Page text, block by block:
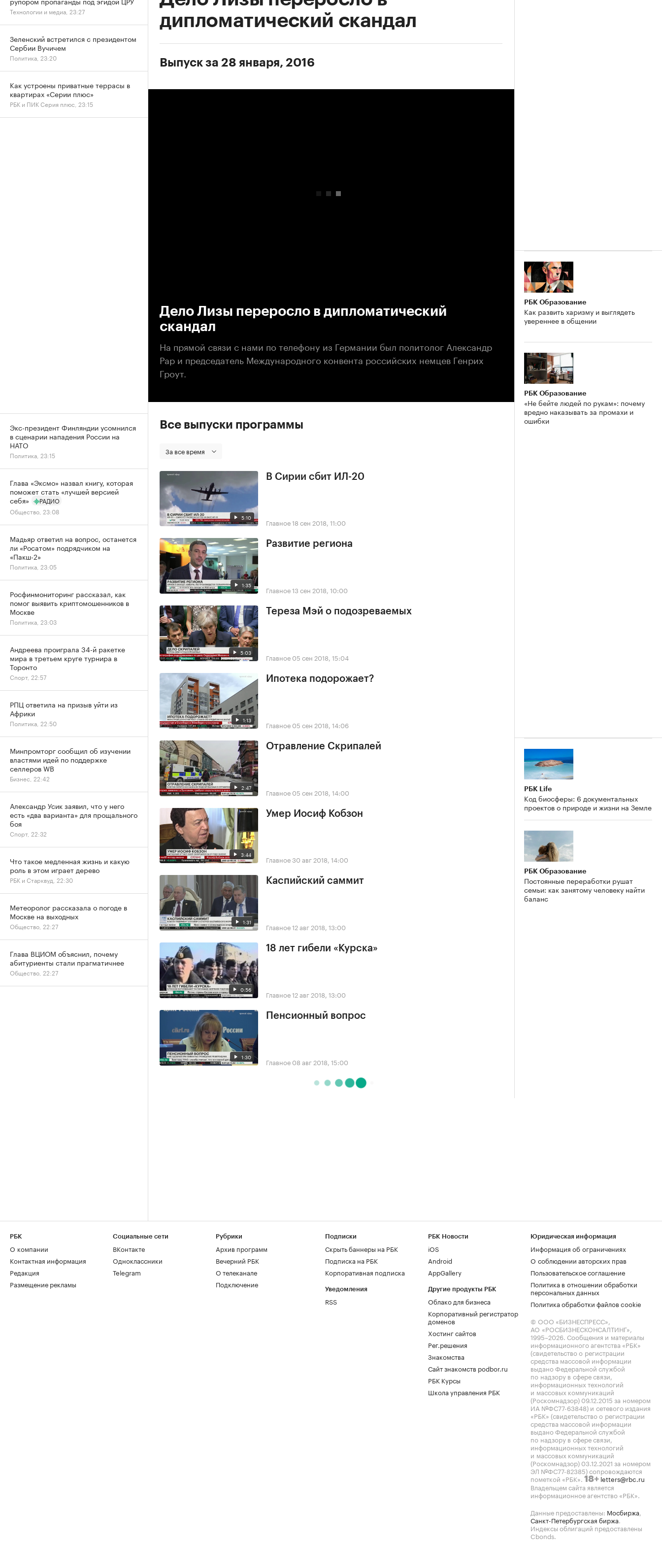
дипломатический скандал
Выпуск за 28 января, 2016
Дело Лизы переросло в дипломатический
скандал
На прямой связи с нами по телефону из Германии был политолог Александр
Рар и председатель Международного конвента российских немцев Генрих
Гроут.
Все выпуски программы
За все время
5:10
В Сирии сбит ИЛ-20
Главное18 сен 2018, 11:00
1:35
Развитие региона
Главное13 сен 2018, 10:00
5:03
Тереза Мэй о подозреваемых
Главное 05 сен 2018, 15:04
1:13
Ипотека подорожает?
Главное 05 сен 2018, 14:06
2:47
Отравление Скрипалей
Главное 05 сен 2018, 14:00
3:44
Умер Иосиф Кобзон
Главное30 авг 2018, 14:00
1:31
Каспийский саммит
Главное12 авг 2018, 13:00
0:56
18 лет гибели «Курска»
Главное12 авг 2018, 13:00
1:30
Пенсионный вопрос
Главное 08 авг 2018, 15:00
РБК Образование
Как развить харизму и выглядеть
увереннее в общении
РБК Образование
«Не бейте людей по рукам»: почему
вредно наказывать за промахи и
ошибки
РБК Life
Код биосферы: 6 документальных
проектов о природе и жизни на Земле
РБК Образование
Постоянные переработки рушат
семьи: как занятому человеку найти
баланс
Технологии и медиа, 23:27
Зеленский встретился с президентом
Сербии Вучичем
Политика, 23:20
Как устроены приватные террасы в
квартирах «Серии плюс»
РБК и ПИК Серия плюс, 23:15
Экс-президент Финляндии усомнился
в сценарии нападения России на
НАТО
Политика, 23:15
Глава «Эксмо» назвал книгу, которая
поможет стать «лучшей версией
себя»
РАДИО
Общество, 23:08
Мадьяр ответил на вопрос, останется
ли «Росатом» подрядчиком на
«Пакш-2»
Политика, 23:05
Росфинмониторинг рассказал, как
помог выявить криптомошенников в
Москве
Политика, 23:03
Андреева проиграла 34-й ракетке
мира в третьем круге турнира в
Торонто
Спорт, 22:57
РПЦ ответила на призыв уйти из
Африки
Политика, 22:50
Минпромторг сообщил об изучении
властями идей по поддержке
селлеров WB
Бизнес, 22:42
Александр Усик заявил, что у него
есть «два варианта» для прощального
боя
Спорт, 22:32
Что такое медленная жизнь и какую
роль в этом играет дерево
РБК и Старквуд, 22:30
Метеоролог рассказала о погоде в
Москве на выходных
Общество, 22:27
Глава ВЦИОМ объяснил, почему
абитуриенты стали прагматичнее
Общество, 22:27
РБК
О компании
Контактная информация
Редакция
Размещение рекламы
Социальные сети
ВКонтакте
Одноклассники
Telegram
Рубрики
Архив программ
Вечерний РБК
О телеканале
Подключение
Подписки
Скрыть баннеры на РБК
Подписка на РБК
Корпоративная подписка
Уведомления
RSS
РБК Новости
iOS
Android
AppGallery
Другие продукты РБК
Облако для бизнеса
Корпоративный регистратор
доменов
Хостинг сайтов
Рег.решения
Знакомства
Сайт знакомств podbor.ru
РБК Курсы
Школа управления РБК
Юридическая информация
Информация об ограничениях
О соблюдении авторских прав
Пользовательское соглашение
Политика в отношении обработки
персональных данных
Политика обработки файлов cookie
© ООО «БИЗНЕСПРЕСС»,
АО «РОСБИЗНЕСКОНСАЛТИНГ»,
1995–2026. Сообщения и материалы
информационного агентства «РБК»
(свидетельство о регистрации
средства массовой информации
выдано Федеральной службой
по надзору в сфере связи,
информационных технологий
и массовых коммуникаций
(Роскомнадзор) 09.12.2015 за номером
ИА №ФС77-63848) и сетевого издания
«РБК» (свидетельство о регистрации
средства массовой информации
выдано Федеральной службой
по надзору в сфере связи,
информационных технологий
и массовых коммуникаций
(Роскомнадзор) 03.12.2021 за номером
ЭЛ №ФС77-82385) сопровождаются
пометкой «РБК». 18+ letters@rbc.ru
Владельцем сайта является
информационное агентство «РБК».
Данные предоставлены: Мосбиржа,
Санкт-Петербургская биржа.
Индексы облигаций предоставлены
Cbonds.